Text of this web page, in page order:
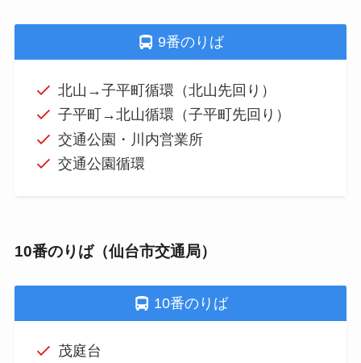
9番のりば
北山→子平町循環（北山先回り）
子平町→北山循環（子平町先回り）
交通公園・川内営業所
交通公園循環
10番のりば（仙台市交通局）
10番のりば
茂庭台